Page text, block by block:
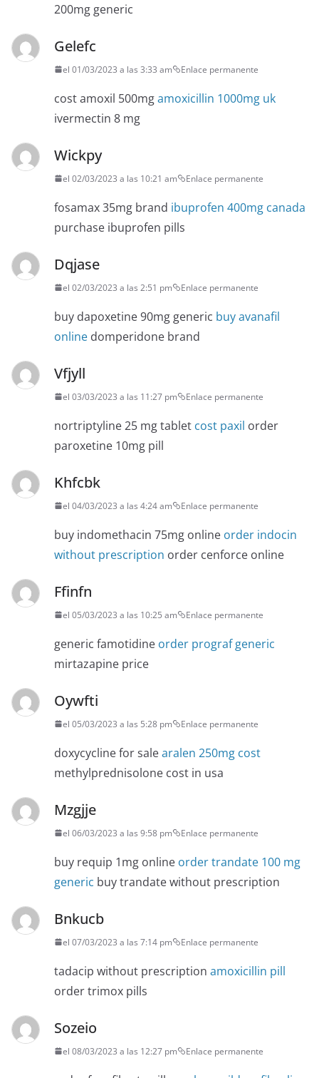
200mg generic
Gelefc
el 01/03/2023 a las 3:33 am Enlace permanente
cost amoxil 500mgamoxicillin 1000mg uk
ivermectin 8 mg
Wickpy
el 02/03/2023 a las 10:21 am Enlace permanente
fosamax 35mg brand ibuprofen 400mg canada
purchase ibuprofen pills
Dqjase
el 02/03/2023 a las 2:51 pm Enlace permanente
buy dapoxetine 90mg generic buy avanafil
online domperidone brand
Vfjyll
el 03/03/2023 a las 11:27 pm Enlace permanente
nortriptyline 25 mg tablet cost paxil order
paroxetine 10mg pill
Khfcbk
el 04/03/2023 a las 4:24 am Enlace permanente
buy indomethacin 75mg online order indocin
without prescription order cenforce online
Ffinfn
el 05/03/2023 a las 10:25 am Enlace permanente
generic famotidine order prograf generic
mirtazapine price
Oywfti
el 05/03/2023 a las 5:28 pm Enlace permanente
doxycycline for salearalen 250mg cost
methylprednisolone cost in usa
Mzgjje
el 06/03/2023 a las 9:58 pm Enlace permanente
buy requip 1mg online order trandate 100 mg
generic buy trandate without prescription
Bnkucb
el 07/03/2023 a las 7:14 pm Enlace permanente
tadacip without prescription amoxicillin pill
order trimox pills
Sozeio
el 08/03/2023 a las 12:27 pm Enlace permanente